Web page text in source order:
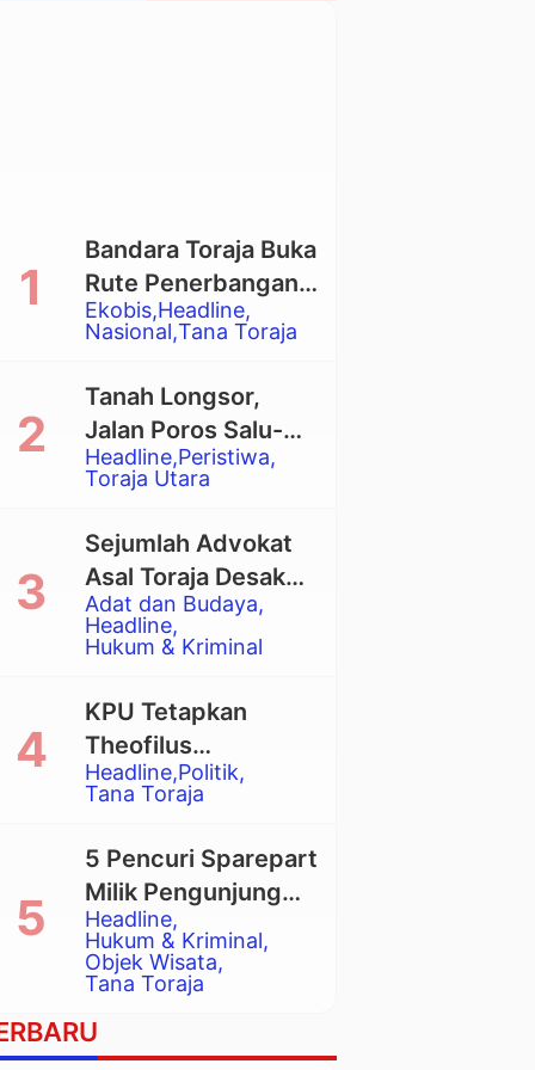
Ekobis Headline
Nasional Tana Toraja
Bandara Toraja Buka
Rute Penerbangan
Langsung Toraja-
Balikpapan
Headline Peristiwa
Toraja Utara
Tanah Longsor,
Jalan Poros Salu-
Dende’ Tertutup
Total
Adat dan Budaya
Headline
Hukum & Kriminal
Sejumlah Advokat
Asal Toraja Desak
Mahkamah Agung
Larang Penggunaan
Eksekusi Rumah
Adat Tongkonan
Headline Politik
Tana Toraja
KPU Tetapkan
Theofilus
Allorerung dan
Zadrak Tombe
sebagai Bupati dan
Wakil Bupati Tana
Toraja Terpilih
Headline
Hukum & Kriminal
Objek Wisata
Tana Toraja
5 Pencuri Sparepart
Milik Pengunjung
Objek Wisata
Pango-Pango
Ditangkap Polisi